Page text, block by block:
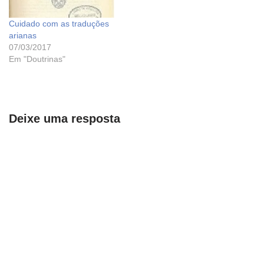
Cuidado com as traduções
arianas
07/03/2017
Em "Doutrinas"
Deixe uma resposta